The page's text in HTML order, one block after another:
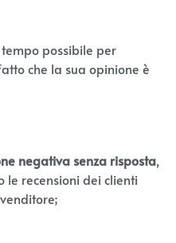
possibile per
che la sua opinione è
negativa senza risposta,
le recensioni dei clienti